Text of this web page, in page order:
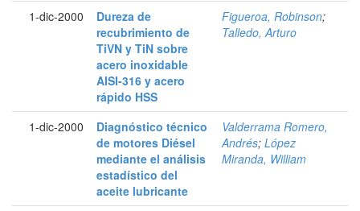
1-dic-2000
Dureza de
recubrimiento de
TiVN y TiN sobre
acero inoxidable
AISI-316 y acero
rápido HSS
Figueroa, Robinson;
Talledo, Arturo
1-dic-2000
Diagnóstico técnico
de motores Diésel
mediante el análisis
estadístico del
aceite lubricante
Valderrama Romero,
Andrés; López
Miranda, William